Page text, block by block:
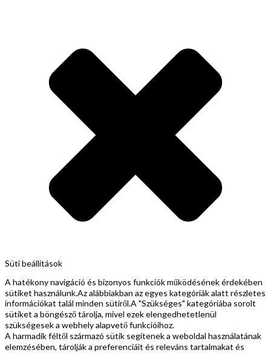
Süti beállítások
A hatékony navigáció és bizonyos funkciók működésének érdekében
sütiket használunk.Az alábbiakban az egyes kategóriák alatt részletes
információkat talál minden sütiről.A "Szükséges" kategóriába sorolt
sütiket a böngésző tárolja, mivel ezek elengedhetetlenül
szükségesek a webhely alapvető funkcióihoz.
A harmadik féltől származó sütik segítenek a weboldal használatának
elemzésében, tárolják a preferenciáit és releváns tartalmakat és